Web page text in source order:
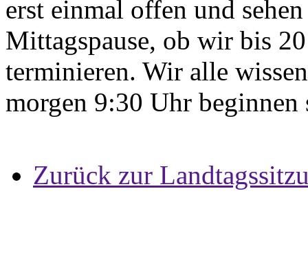
erst einmal offen und
Mittagspause, ob wir bis
terminieren. Wir alle
morgen 9:30 Uhr
Zurück zur